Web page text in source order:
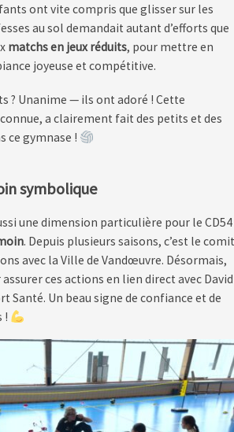
ont vite compris que glisser sur les
au sol demandait autant d’efforts que
matchs en jeux réduits, pour mettre en
joyeuse et compétitive.
? Unanime — ils ont adoré ! Cette
a clairement fait des petits et des
ce gymnase !
symbolique
une dimension particulière pour le CD54
. Depuis plusieurs saisons, c’est le
avec la Ville de Vandœuvre. Désormais,
ces actions en lien direct avec David
Santé. Un beau signe de confiance et de
!